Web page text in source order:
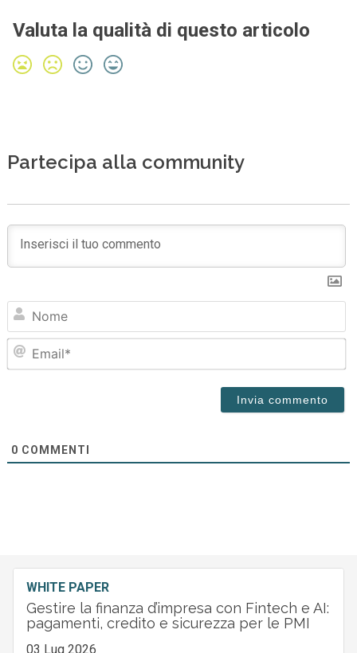
Valuta la qualità di questo articolo
Partecipa alla community
0 COMMENTI
WHITE PAPER
Gestire la finanza d’impresa con Fintech e AI:
pagamenti, credito e sicurezza per le PMI
03 Lug 2026